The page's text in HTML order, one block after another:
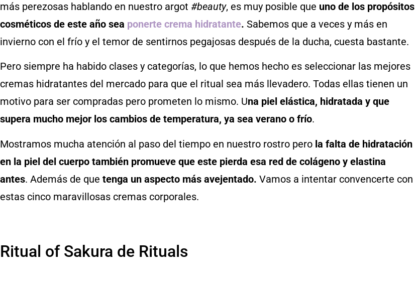
más perezosas hablando en nuestro argot #beauty, es muy posible que uno de los propósitos
cosméticos de este año sea ponerte crema hidratante. Sabemos que a veces y más en
invierno con el frío y el temor de sentirnos pegajosas después de la ducha, cuesta bastante.
Pero siempre ha habido clases y categorías, lo que hemos hecho es seleccionar las mejores
cremas hidratantes del mercado para que el ritual sea más llevadero. Todas ellas tienen un
motivo para ser compradas pero prometen lo mismo. Una piel elástica, hidratada y que
supera mucho mejor los cambios de temperatura, ya sea verano o frío.
Mostramos mucha atención al paso del tiempo en nuestro rostro pero la falta de hidratación
en la piel del cuerpo también promueve que este pierda esa red de colágeno y elastina
antes. Además de que tenga un aspecto más avejentado. Vamos a intentar convencerte con
estas cinco maravillosas cremas corporales.
Ritual of Sakura de Rituals